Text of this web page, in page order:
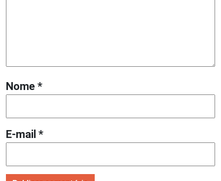
Nome *
E-mail *